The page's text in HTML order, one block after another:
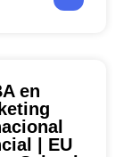
en
| EU